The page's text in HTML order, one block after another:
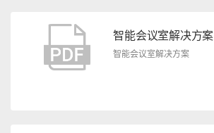
智能会议室解决方案
智能会议室解决方案